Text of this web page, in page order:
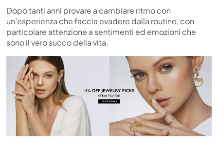
Dopo tanti anni provare a cambiare ritmo con
un’esperienza che faccia evadere dalla routine, con
particolare attenzione a sentimenti ed emozioni che
sono il vero succo della vita.